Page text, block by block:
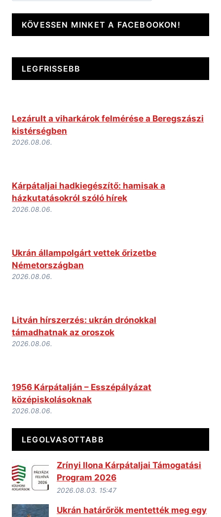
KÖVESSEN MINKET A FACEBOOKON!
LEGFRISSEBB
Lezárult a viharkárok felmérése a Beregszászi
kistérségben
2026.08.06.
Kárpátaljai hadkiegészítő: hamisak a
házkutatásokról szóló hírek
2026.08.06.
Ukrán állampolgárt vettek őrizetbe
Németországban
2026.08.06.
Litván hírszerzés: ukrán drónokkal
támadhatnak az oroszok
2026.08.06.
1956 Kárpátalján – Esszépályázat
középiskolásoknak
2026.08.06.
LEGOLVASOTTABB
Zrínyi Ilona Kárpátaljai Támogatási
Program 2026
2026.08.03. 15:47
Ukrán határőrök mentették meg egy